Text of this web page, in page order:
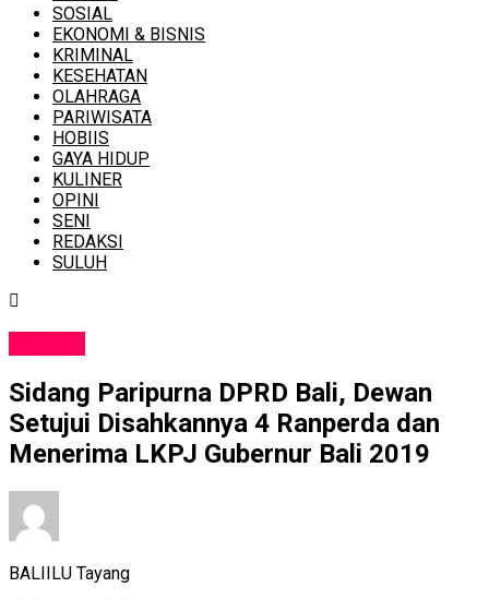
SOSIAL
EKONOMI & BISNIS
KRIMINAL
KESEHATAN
OLAHRAGA
PARIWISATA
HOBIIS
GAYA HIDUP
KULINER
OPINI
SENI
REDAKSI
SULUH
Sidang Paripurna DPRD Bali, Dewan
Setujui Disahkannya 4 Ranperda dan
Menerima LKPJ Gubernur Bali 2019
BALIILU Tayang